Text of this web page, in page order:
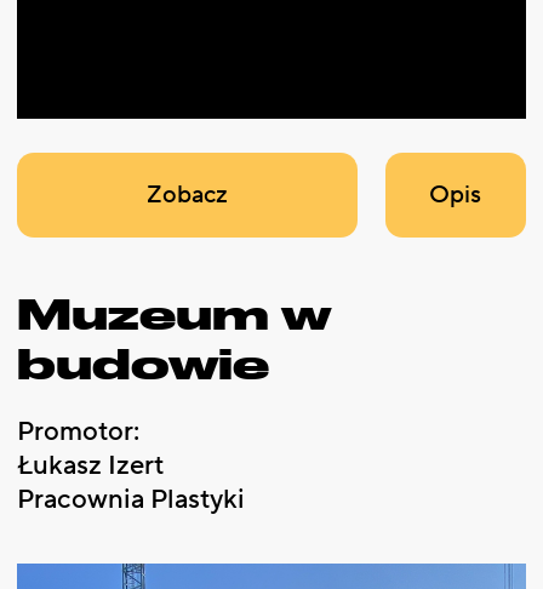
Zobacz Opis
Muzeum w
budowie
Promotor:
Łukasz Izert
Pracownia Plastyki